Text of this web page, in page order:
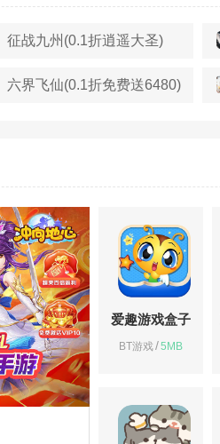
征战九州(0.1折逍遥大圣)
六界飞仙(0.1折免费送6480)
爱趣游戏盒子
BT游戏/5MB